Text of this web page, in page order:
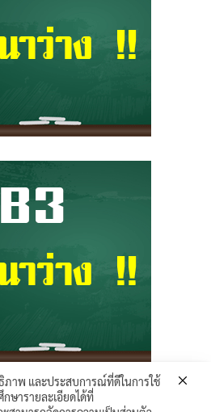
© 2017 - All Rights Reserved.
ภาพ และประสบการณ์ที่ดีในการใช้
ษารายละเอียดได้ที่